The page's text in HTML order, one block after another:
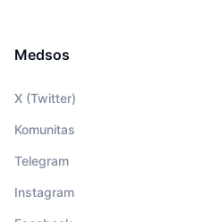
Medsos
X (Twitter)
Komunitas
Telegram
Instagram